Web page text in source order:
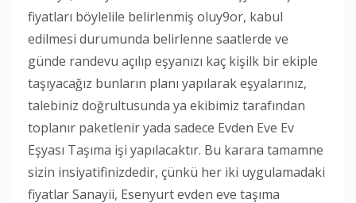
fiyatları böylelile belirlenmiş oluy9or, kabul
edilmesi durumunda belirlenne saatlerde ve
günde randevu açılıp eşyanızı kaç kişilk bir ekiple
taşıyacağız bunların planı yapılarak eşyalarınız,
talebiniz doğrultusunda ya ekibimiz tarafından
toplanır paketlenir yada sadece Evden Eve Ev
Eşyası Taşıma işi yapılacaktır. Bu karara tamamne
sizin insiyatifinizdedir, çünkü her iki uygulamadaki
fiyatlar Sanayii, Esenyurt evden eve taşıma